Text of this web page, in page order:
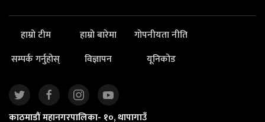
हाम्रो टीम हाम्रो बारेमा
गोपनीयता नीति
सम्पर्क गर्नुहोस्
विज्ञापन यूनिकोड
काठमाडौं महानगरपालिका- १०, थापागाउँ